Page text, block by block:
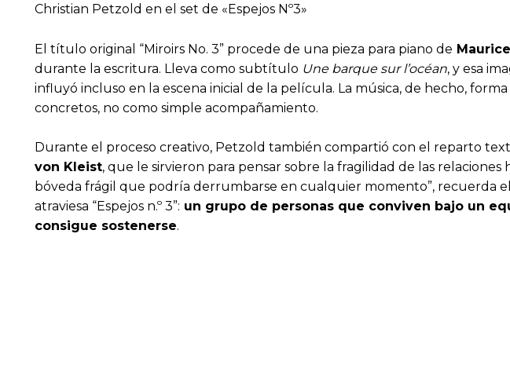
Christian Petzold en el set de «Espejos Nº3»
El título original “Miroirs No. 3” procede de una pieza para piano de
durante la escritura. Lleva como subtítulo Une barque sur l’océan, y esa
influyó incluso en la escena inicial de la película. La música, de hecho,
concretos, no como simple acompañamiento.
Durante el proceso creativo, Petzold también compartió con el reparto
von Kleist, que le sirvieron para pensar sobre la fragilidad de las
bóveda frágil que podría derrumbarse en cualquier momento”, recuerda
atraviesa “Espejos n.º 3”: un grupo de personas que conviven bajo un
consigue sostenerse.